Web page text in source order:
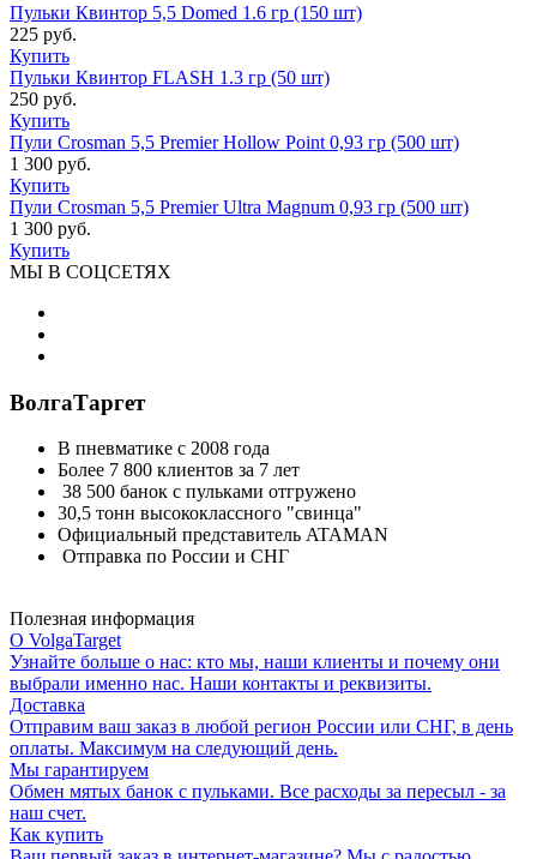
Пульки Квинтор 5,5 Domed 1.6 гр (150 шт)
225 руб.
Купить
Пульки Квинтор FLASH 1.3 гр (50 шт)
250 руб.
Купить
Пули Crosman 5,5 Premier Hollow Point 0,93 гр (500 шт)
1 300 руб.
Купить
Пули Crosman 5,5 Premier Ultra Magnum 0,93 гр (500 шт)
1 300 руб.
Купить
МЫ В СОЦСЕТЯХ
ВолгаТаргет
В пневматике с 2008 года
Более 7 800 клиентов за 7 лет
38 500 банок с пульками отгружено
30,5 тонн высококлассного "свинца"
Официальный представитель ATAMAN
Отправка по России и СНГ
Полезная информация
О VolgaTarget
Узнайте больше о нас: кто мы, наши клиенты и почему они
выбрали именно нас. Наши контакты и реквизиты.
Доставка
Отправим ваш заказ в любой регион России или СНГ, в день
оплаты. Максимум на следующий день.
Мы гарантируем
Обмен мятых банок с пульками. Все расходы за пересыл - за
наш счет.
Как купить